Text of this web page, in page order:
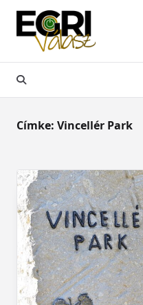
Skip
content
Címke: Vincellér Park